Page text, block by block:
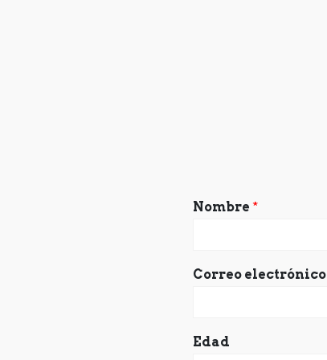
Nombre *
Correo electrónico
Edad